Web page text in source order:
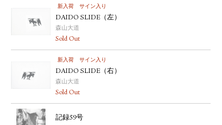
新入荷 サイン入り
DAIDO SLIDE（左）
森山大道
Sold Out
新入荷 サイン入り
DAIDO SLIDE（右）
森山大道
Sold Out
記録59号